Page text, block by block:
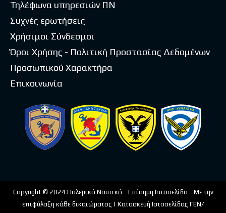
Τηλέφωνα υπηρεσιών ΠΝ
Συχνές ερωτήσεις
Χρήσιμοι Σύνδεσμοι
Όροι Χρήσης - Πολιτική Προστασίας Δεδομένων
Προσωπικού Χαρακτήρα
Επικοινωνία
Copyright © 2024 Πολεμικό Ναυτικό - Επίσημη Ιστοσελίδα - Με την
επιφύλαξη κάθε δικαιώματος | Κατασκευή Ιστοσελίδας ΓΕΝ/